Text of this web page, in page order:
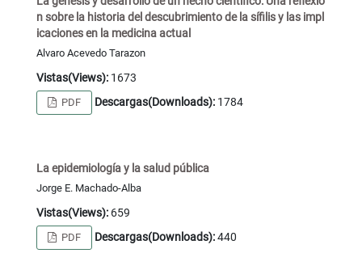
n sobre la historia del descubrimiento de la sífilis y las impl
icaciones en la medicina actual
Alvaro Acevedo Tarazon
Vistas(Views):1673
PDF Descargas(Downloads): 1784
La epidemiología y la salud pública
Jorge E. Machado-Alba
Vistas(Views):659
PDF Descargas(Downloads):440